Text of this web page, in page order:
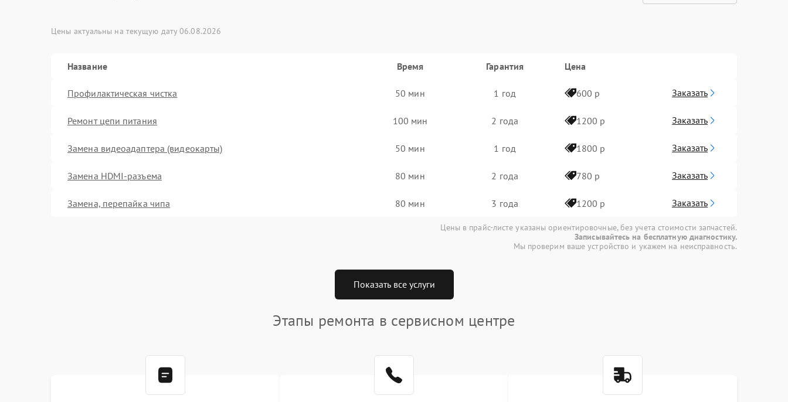
Цены актуальны на текущую дату 06.08.2026
Название Время Гарантия Цена
Профилактическая чистка 50 мин 1 год 600 р Заказать
Ремонт цепи питания 100 мин 2 года 1200 р Заказать
Замена видеоадаптера (видеокарты) 50 мин 1 год 1800 р Заказать
Замена HDMI-разъема 80 мин 2 года 780 р Заказать
Замена, перепайка чипа 80 мин 3 года 1200 р Заказать
Цены в прайс-листе указаны ориентировочные, без учета стоимости запчастей.
Записывайтесь на бесплатную диагностику.
Мы проверим ваше устройство и укажем на неисправность.
Показать все услуги
Этапы ремонта в сервисном центре